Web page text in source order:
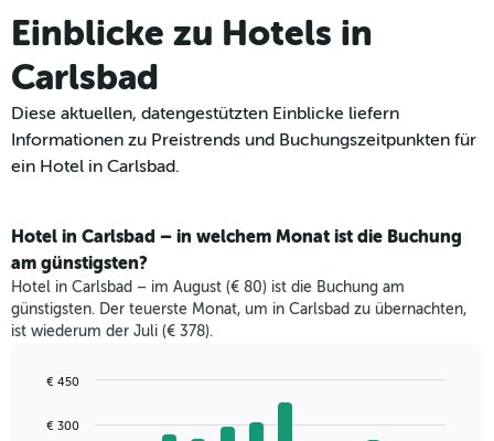
Einblicke zu Hotels in
Carlsbad
Diese aktuellen, datengestützten Einblicke liefern
Informationen zu Preistrends und Buchungszeitpunkten für
ein Hotel in Carlsbad.
Hotel in Carlsbad – in welchem Monat ist die Buchung
am günstigsten?
Hotel in Carlsbad – im August (€ 80) ist die Buchung am
günstigsten. Der teuerste Monat, um in Carlsbad zu übernachten,
ist wiederum der Juli (€ 378).
chart
graphic.
€ 300
€ 450